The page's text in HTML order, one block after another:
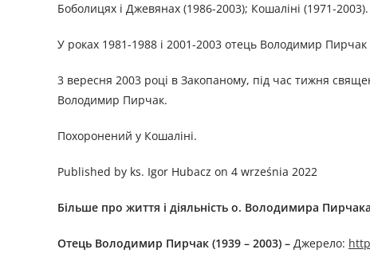
Боболицях і Джевянах (1986-2003); Кошаліні (1971-2003).
У роках 1981-1988 і 2001-2003 отець Володимир Пирчак
3 вересня 2003 році в Закопаному, під час тижня
Володимир Пирчак.
Похоронений у Кошаліні.
Published by ks. Igor Hubacz on 4 września 2022
Більше про життя і діяльність о. Володимира Пирчак
Отець Володимир Пирчак (1939 – 2003) – Джерелo: